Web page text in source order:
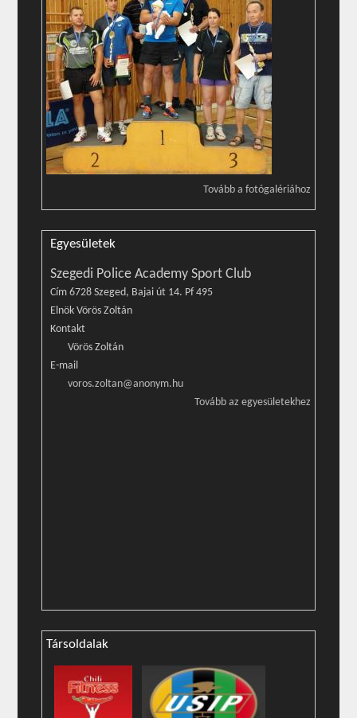
Tovább a fotógalériához
Egyesületek
Szegedi Police Academy Sport Club
Cím 6728 Szeged, Bajai út 14. Pf 495
Elnök Vörös Zoltán
Kontakt
Vörös Zoltán
E-mail
voros.zoltan@anonym.hu
Tovább az egyesületekhez
Társoldalak